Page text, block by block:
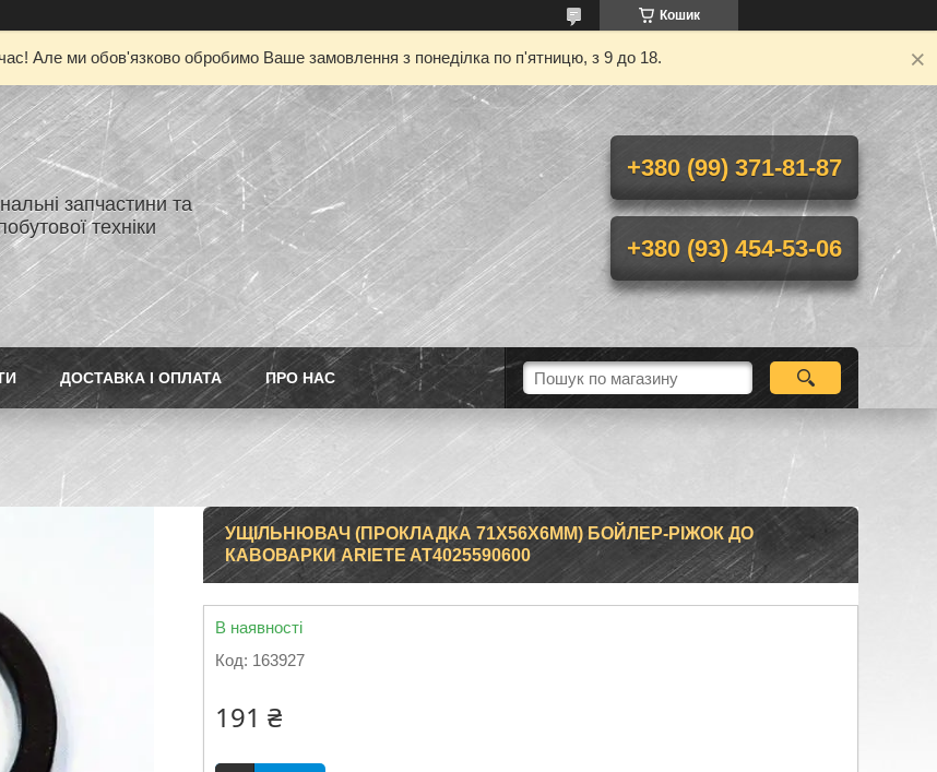
Кошик
Але ми обов'язково обробимо Ваше замовлення з понеділка по п'ятницю, з 9 до 18.
запчастини та
техніки
+380 (99) 371-81-87
+380 (93) 454-53-06
ДОСТАВКА І ОПЛАТА ПРО НАС
УЩІЛЬНЮВАЧ (ПРОКЛАДКА 71X56X6ММ) БОЙЛЕР-РІЖОК ДО
КАВОВАРКИ ARIETE AT4025590600
В наявності
Код: 163927
191 ₴